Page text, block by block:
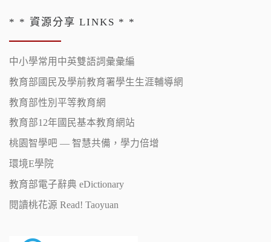
* * 資源分享 LINKS * *
中小學常用中英雙語詞彙彙編
教育部國民及學前教育署學生生涯輔導網
教育部性別平等教育網
教育部12年國民基本教育網站
桃園智學吧 — 智慧共備，學力倍增
環境E學院
教育部電子辭典 eDictionary
閱讀桃花源 Read! Taoyuan